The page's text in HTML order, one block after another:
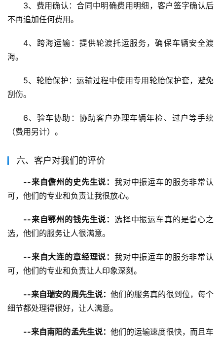
3、费用确认：合同中明确费用明细，客户签字确认后
不再追加任何费用。
4、跨海运输：提供轮渡托运服务，确保车辆安全渡
海。
5、轮胎保护：运输过程中使用专用轮胎保护套，避免
刮伤。
6、验车协助：协助客户办理车辆年检、过户等手续
（费用另计）。
六、客户对我们的评价
--来自儋州的史先生说： 我对中振运车的服务非常认
可，他们的专业和负责让我很放心。
--来自鄂州的钱先生说： 选择中振运车真的是省心之
选，他们的服务让人很满意。
--来自大连的章经理说： 我对中振运车的服务非常认
可，他们的专业和负责让人印象深刻。
--来自瑞安的周先生说： 他们的服务真的很到位，每个
细节都处理得很好，让人满意。
--来自南阳的孟先生说： 他们的运输速度很快，而且车